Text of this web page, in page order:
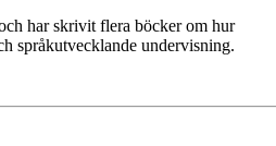
har skrivit flera böcker om hur
språkutvecklande undervisning.